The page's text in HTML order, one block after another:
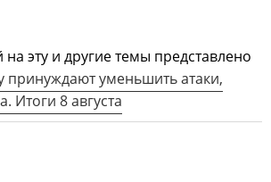
эту и другие темы представлено
принуждают уменьшить атаки,
Итоги 8 августа